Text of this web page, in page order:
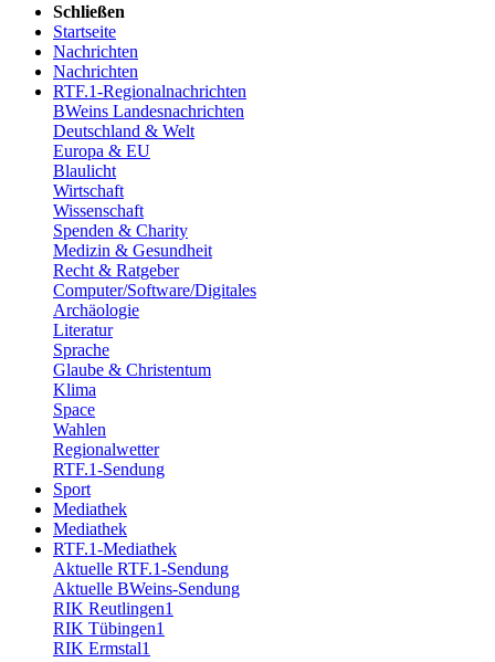
Schließen
Startseite
Nachrichten
Nachrichten
RTF.1-Regionalnachrichten
BWeins Landesnachrichten
Deutschland & Welt
Europa & EU
Blaulicht
Wirtschaft
Wissenschaft
Spenden & Charity
Medizin & Gesundheit
Recht & Ratgeber
Computer/Software/Digitales
Archäologie
Literatur
Sprache
Glaube & Christentum
Klima
Space
Wahlen
Regionalwetter
RTF.1-Sendung
Sport
Mediathek
Mediathek
RTF.1-Mediathek
Aktuelle RTF.1-Sendung
Aktuelle BWeins-Sendung
RIK Reutlingen1
RIK Tübingen1
RIK Ermstal1